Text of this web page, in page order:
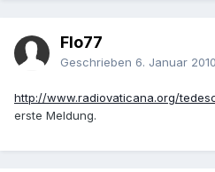
Flo77
Geschrieben 6. Januar 2010
http://www.radiovaticana.org/
erste Meldung.